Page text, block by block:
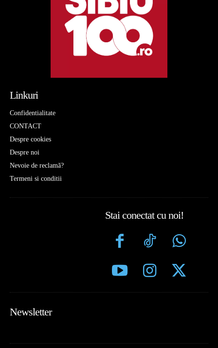
Linkuri
Confidentialitate
CONTACT
Despre cookies
Despre noi
Nevoie de reclamă?
Termeni si conditii
Stai conectat cu noi!
Newsletter